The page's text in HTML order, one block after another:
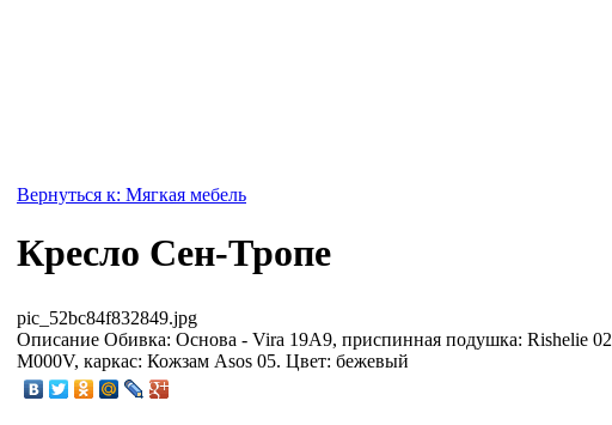
Вернуться к: Мягкая мебель
Кресло Сен-Тропе
pic_52bc84f832849.jpg
Описание Обивка: Основа - Vira 19A9, приспинная подушка: Rishelie 02
M000V, каркас: Кожзам Asos 05. Цвет: бежевый